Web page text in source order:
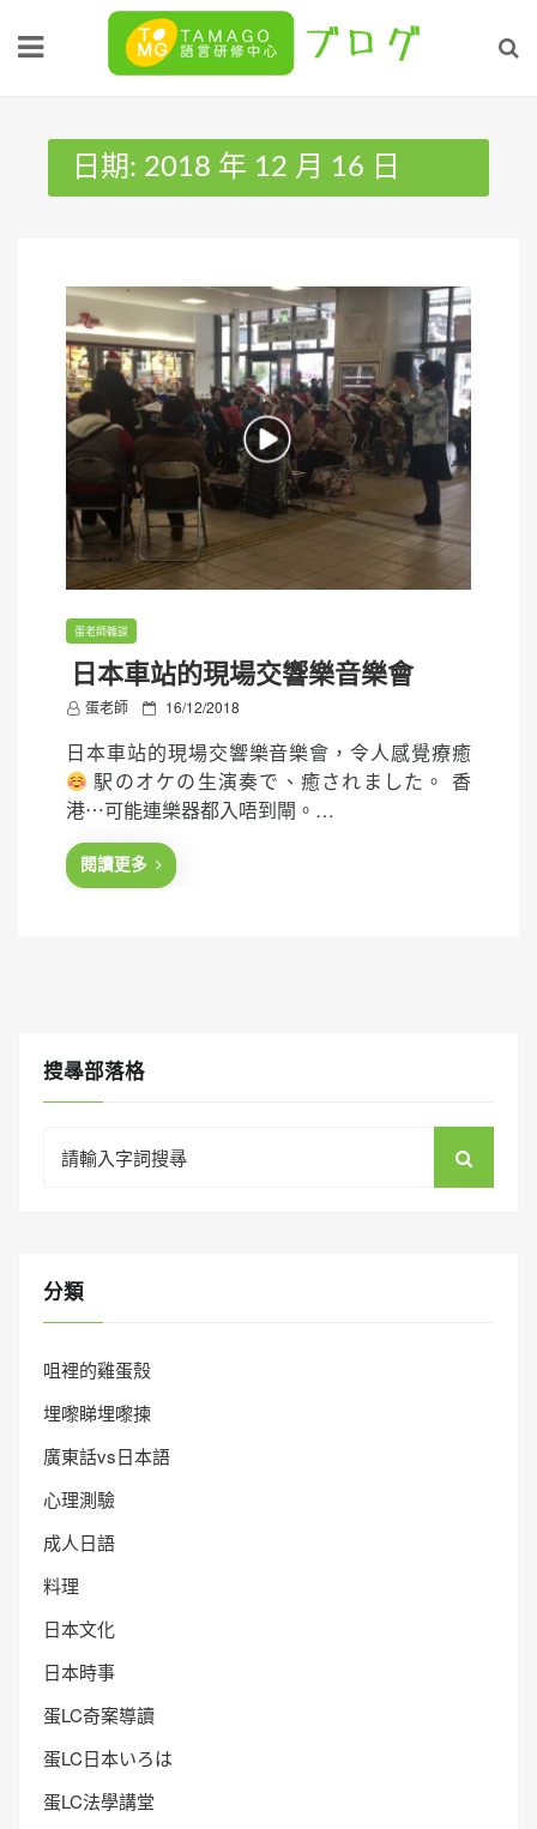
日期: 2018 年 12 月 16 日
蛋老師雜談
日本車站的現場交響樂音樂會
蛋老師
P
s
e
d
16/12/2018
日本車站的現場交響樂音樂會，令人感覺療癒
駅のオケの生演奏で、癒されました。 香
港⋯可能連樂器都入唔到閘。…
閱讀更多
搜㝷部落格
for:
分類
咀裡的雞蛋殼
埋嚟睇埋嚟揀
廣東話vs日本語
心理測驗
成人日語
料理
日本文化
日本時事
蛋LC奇案導讀
蛋LC日本いろは
蛋LC法學講堂